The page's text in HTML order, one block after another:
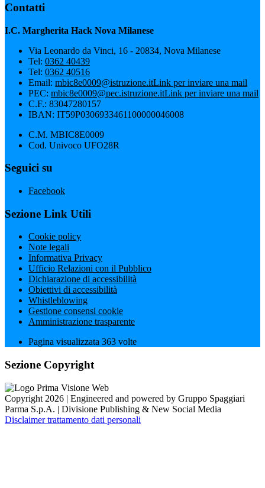
Contatti
I.C. Margherita Hack Nova Milanese
Via Leonardo da Vinci, 16 - 20834, Nova Milanese
Tel: 0362 40439
Tel: 0362 40516
Email: mbic8e0009@istruzione.itLink per inviare una mail
PEC: mbic8e0009@pec.istruzione.itLink per inviare una mail
C.F.: 83047280157
IBAN: IT59P0306933461100000046008
C.M. MBIC8E0009
Cod. Univoco UFO28R
Seguici su
Facebook
Sezione Link Utili
Cookie policy
Note legali
Informativa Privacy
Ufficio Relazioni con il Pubblico
Dichiarazione di accessibilità
Obiettivi di accessibilità
Whistleblowing
Gestione consensi cookie
Amministrazione trasparente
Pagina visualizzata 363 volte
Sezione Copyright
Copyright 2026 | Engineered and powered by Gruppo Spaggiari
Parma S.p.A. | Divisione Publishing & New Social Media
Disclaimer trattamento dati personali